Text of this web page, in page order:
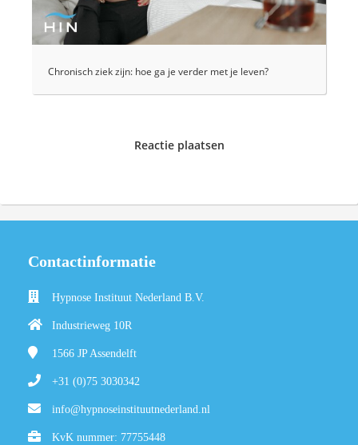
Chronisch ziek zijn: hoe ga je verder met je leven?
Reactie plaatsen
Contactinformatie
Hypnose Instituut Nederland B.V.
Industrieweg 10R
1566 JPAssendelft
+31 (0)75 3030342
info@hypnoseinstituutnederland.nl
KvK nummer: 77755448